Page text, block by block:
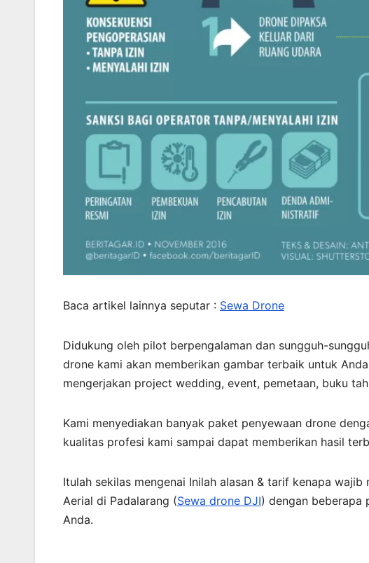
Baca artikel lainnya seputar : Sewa Drone
Didukung oleh pilot berpengalaman dan sungguh-
drone kami akan memberikan gambar terbaik untuk
mengerjakan project wedding, event, pemetaan, buku
Kami menyediakan banyak paket penyewaan drone
kualitas profesi kami sampai dapat memberikan hasil
Itulah sekilas mengenai Inilah alasan & tarif kenapa
Aerial di Padalarang (Sewa drone DJI) dengan beberapa
Anda.